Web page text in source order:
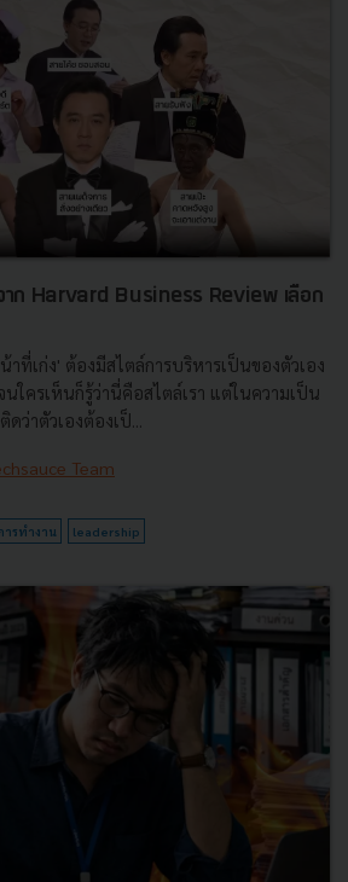
าก Harvard Business Review เลือก
ที่เก่ง' ต้องมีสไตล์การบริหารเป็นของตัวเอง
ใครเห็นก็รู้ว่านี่คือสไตล์เรา แต่ในความเป็น
ว่าตัวเองต้องเป็...
Team
ารทำงาน leadership